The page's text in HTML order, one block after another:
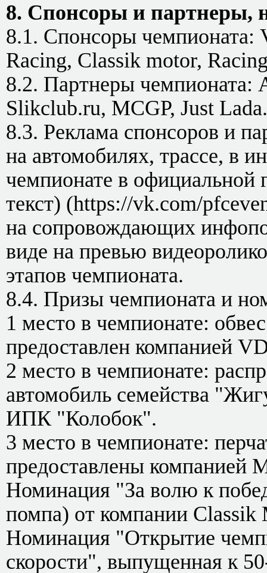
8. Спонсоры и партнеры,
8.1. Спонсоры
Racing, Classik motor,
8.2. Партнеры чемпионата:
Slikclub.ru, MCGP, Just Lada.
8.3. Реклама спонсоров и
на автомобилях, трассе, в
чемпионате в официальной
текст) (https://vk.com/
на сопровождающих
виде на превью
этапов чемпионата.
8.4. Призы чемпионата и
1 место в чемпионате:
предоставлен компанией
2 место в чемпионате:
автомобиль семейства
ИПК "Колобок".
3 место в чемпионате:
предоставлены компанией
Номинация "За волю к
помпа) от компании Classik
Номинация "Открытие
скорости", выпущенная к